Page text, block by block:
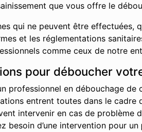
que vous offre le
qui ne peuvent être effectuées,
et les réglementations
comme ceux de notre
pour déboucher
professionnel en débouchage
entrent toutes dans le cadre
intervenir en cas de problème
besoin d’une intervention pour un